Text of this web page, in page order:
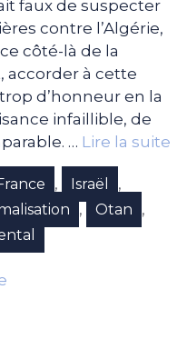
faux de suspecter
contre l’Algérie,
côté-là de la
accorder à cette
d’honneur en la
infaillible, de
… Lire la suite
, Israël ,
, Otan ,